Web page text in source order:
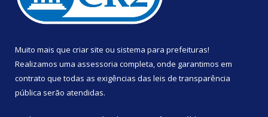
Muito mais que criar site ou sistema para prefeituras!
Realizamos uma assessoria completa, onde garantimos em
contrato que todas as exigências das leis de transparência
pública serão atendidas.